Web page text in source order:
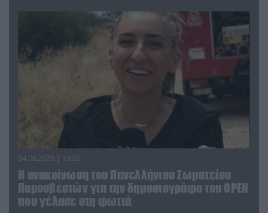
04.08.2026 | 13:02
Η ανακοίνωση του Πανελλήνιου Σωματείου
Πυροσβεστών για την δημοσιογράφο του OPEN
που γέλασε στη φωτιά